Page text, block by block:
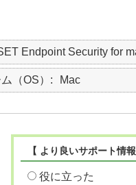
Endpoint Security for
（OS） Mac
【 より良いサポート情
役に立った